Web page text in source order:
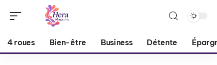
4 roues Bien-être Business Détente